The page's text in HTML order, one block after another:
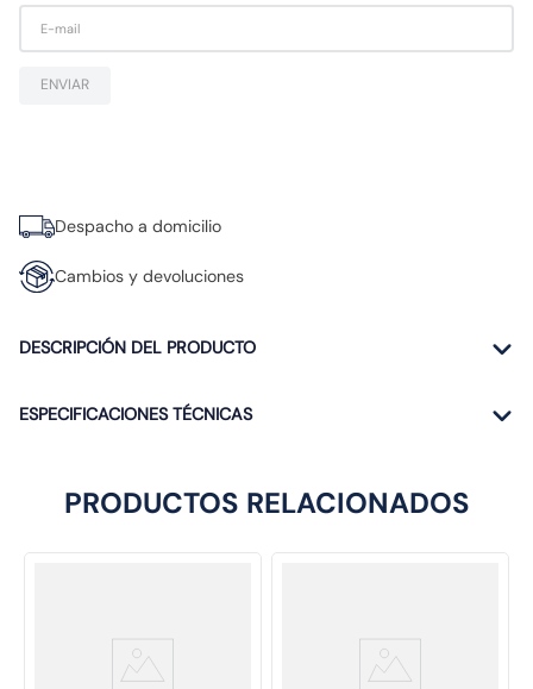
ENVIAR
Despacho a domicilio
Cambios y devoluciones
DESCRIPCIÓN DEL PRODUCTO
ESPECIFICACIONES TÉCNICAS
PRODUCTOS RELACIONADOS